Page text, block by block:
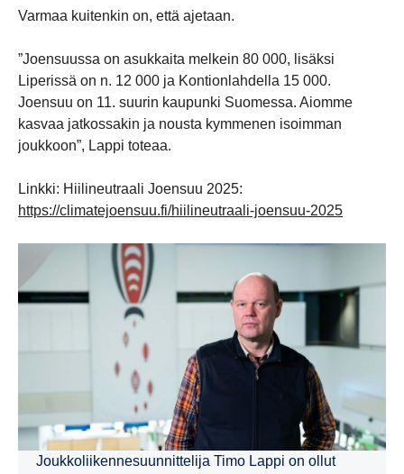
Varmaa kuitenkin on, että ajetaan.
”Joensuussa on asukkaita melkein 80 000, lisäksi
Liperissä on n. 12 000 ja Kontionlahdella 15 000.
Joensuu on 11. suurin kaupunki Suomessa. Aiomme
kasvaa jatkossakin ja nousta kymmenen isoimman
joukkoon”, Lappi toteaa.
Linkki: Hiilineutraali Joensuu 2025:
https://climatejoensuu.fi/hiilineutraali-joensuu-2025
Joukkoliikennesuunnittelija Timo Lappi on ollut